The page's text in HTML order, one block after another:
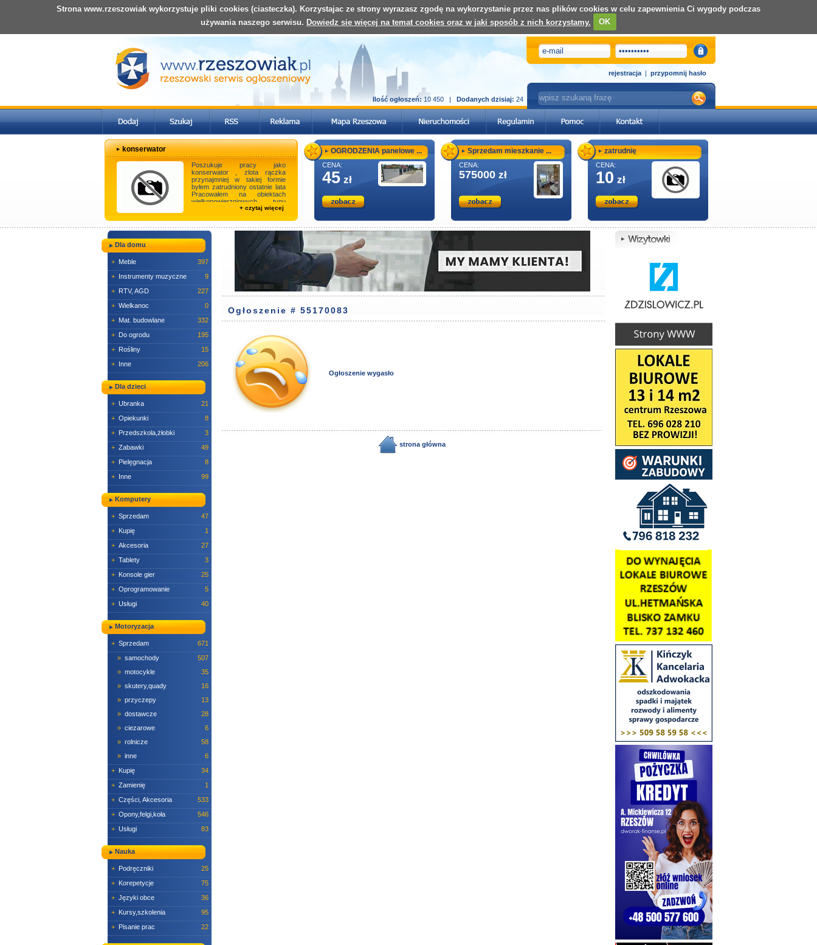
rejestracja | przypomnij hasło
Ilość ogłoszeń: 10 450 | Dodanych dzisiaj: 24
konserwator
Poszukuje pracy jako
konserwator , zlota rączka
przynajmniej w takiej formie
byłem zatrudniony ostatnie lata
Pracowałem na obiektach
wielkopowierzniowych typu
galerie ,hotele reste ...+ czytaj więcej
OGRODZENIA panelowe ...
CENA:
45 zł
Sprzedam mieszkanie ...
CENA:
575000 zł
zatrudnię
CENA:
10 zł
Dla domu
+ Meble
397
+ Instrumenty muzyczne
9
+ RTV, AGD
227
+ Wielkanoc
0
+ Mat. budowlane
332
+ Do ogrodu
195
+ Rośliny
15
+ Inne 206
Dla dzieci
+ Ubranka
21
+ Opiekunki
8
+ Przedszkola,żłobki
3
+ Zabawki
49
+ Pielęgnacja
8
+ Inne 99
Komputery
+ Sprzedam
47
+ Kupię
1
+ Akcesoria
27
+ Tablety
3
+ Konsole gier
25
+ Oprogramowanie
5
+ Usługi 40
Motoryzacja
+ Sprzedam
671
» samochody
507
» motocykle
35
» skutery,quady
16
» przyczepy
13
» dostawcze
28
» ciezarowe
6
» rolnicze
58
» inne
6
+ Kupię
34
+ Zamienię
1
+ Części, Akcesoria
533
+ Opony,felgi,koła
546
+ Usługi 83
Nauka
+ Podręczniki
25
+ Korepetycje
75
+ Języki obce
36
+ Kursy,szkolenia
95
+ Pisanie prac 22
Ogłoszenie # 55170083
Ogłoszenie wygasło
strona główna
Strona www.rzeszowiak wykorzystuje pliki cookies (ciasteczka). Korzystajac ze strony wyrazasz zgodę na wykorzystanie przez nas plików cookies w celu zapewnienia Ci wygody podczas
używania naszego serwisu. Dowiedz sie więcej na temat cookies oraz w jaki sposób z nich korzystamy. OK